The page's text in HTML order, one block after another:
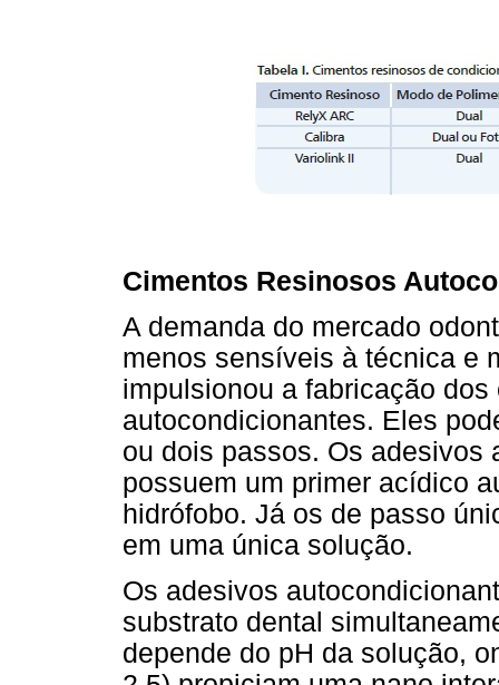
Cimentos Resinosos
A demanda do mercado
menos sensíveis à técnica e
impulsionou a fabricação
autocondicionantes. Eles
ou dois passos. Os adesivos
possuem um primer acídico
hidrófobo. Já os de passo
em uma única solução.
Os adesivos
substrato dental
depende do pH da solução,